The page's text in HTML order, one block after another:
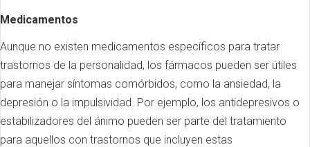
Medicamentos
Aunque no existen medicamentos específicos para tratar
trastornos de la personalidad, los fármacos pueden ser útiles
para manejar síntomas comórbidos, como la ansiedad, la
depresión o la impulsividad. Por ejemplo, los antidepresivos o
estabilizadores del ánimo pueden ser parte del tratamiento
para aquellos con trastornos que incluyen estas